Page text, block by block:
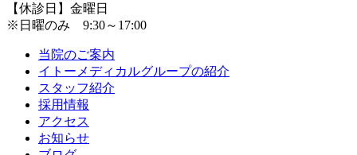
【休診日】金曜日
※日曜のみ 9:30～17:00
当院のご案内
イトーメディカルグループの紹介
スタッフ紹介
採用情報
アクセス
お知らせ